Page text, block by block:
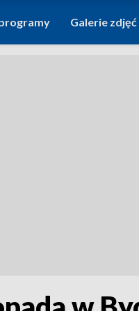
Galerie zdjęć